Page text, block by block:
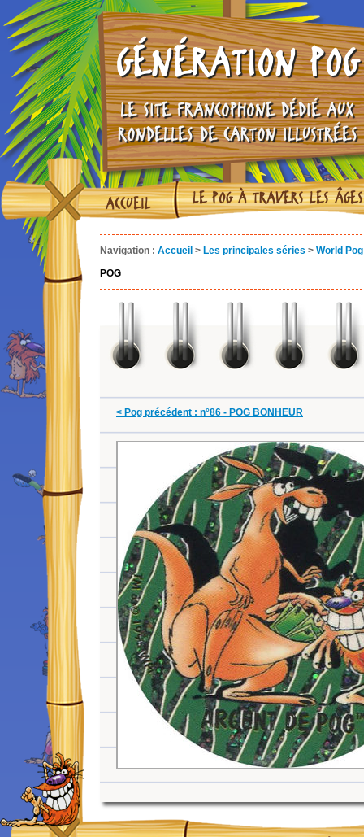
GÉNÉRATION POG
LE SITE FRANCOPHONE DÉDIÉ AUX
RONDELLES DE CARTON ILLUSTRÉES
ACCUEIL LE POG À TRAVERS LES ÂGES
Navigation : Accueil > Les principales séries > World
POG
< Pog précédent : n°86 - POG BONHEUR